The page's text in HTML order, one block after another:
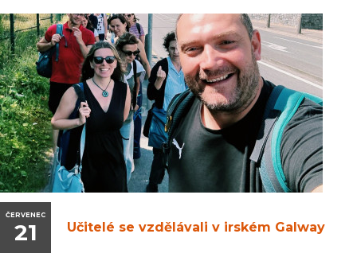
ČERVENEC
21 Učitelé se vzdělávali v irském Galway